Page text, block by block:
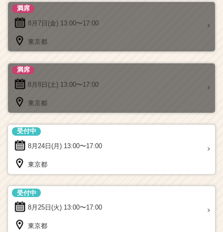
8月7日(金) 13:00〜17:00
満席
東京都
8月8日(土) 13:00〜17:00
満席
東京都
8月24日(月) 13:00〜17:00
受付中
東京都
8月25日(火) 13:00〜17:00
受付中
東京都